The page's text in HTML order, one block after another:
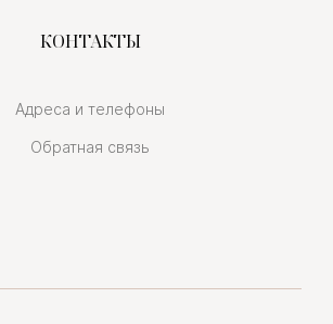
КОНТАКТЫ
Адреса и телефоны
Обратная связь